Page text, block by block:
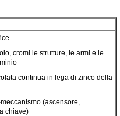
cromi le strutture, le armi e le
continua in lega di zinco della
(ascensore,
chiave)